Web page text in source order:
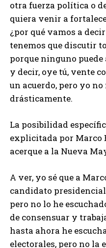
otra fuerza política o
quiera venir a
¿por qué vamos a
tenemos que discutir
porque ninguno
y decir, oye tú, vente
un acuerdo, pero yo
drásticamente.
La posibilidad
explicitada por Marco
acerque a la Nueva
A ver, yo sé que a
candidato
pero no lo he
de consensuar y
hasta ahora he
electorales, pero no la